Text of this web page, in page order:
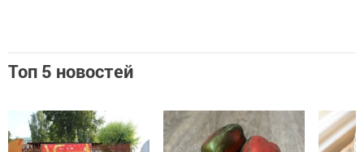
Топ 5 новостей